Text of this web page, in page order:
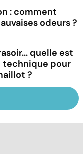
: comment
odeurs ?
quelle est
technique pour
?